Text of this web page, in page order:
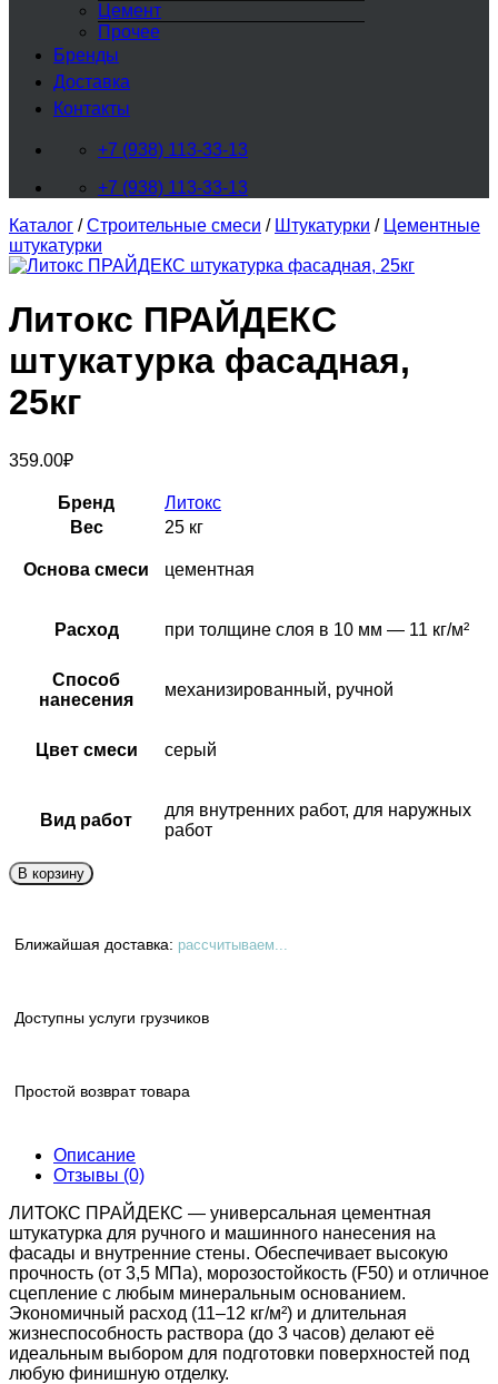
Цемент
Прочее
Бренды
Доставка
Контакты
+7 (938) 113-33-13
+7 (938) 113-33-13
Каталог / Строительные смеси / Штукатурки / Цементные
штукатурки
Литокс ПРАЙДЕКС
штукатурка фасадная,
25кг
359.00₽
Бренд
Литокс
Вес
25 кг
Основа смеси цементная
Расход при толщине слоя в 10 мм — 11 кг/м²
Способ
нанесения
механизированный, ручной
Цвет смеси серый
Вид работ
для внутренних работ, для наружных
работ
В корзину
Ближайшая доставка: рассчитываем...
Доступны услуги грузчиков
Простой возврат товара
Описание
Отзывы (0)
ЛИТОКС ПРАЙДЕКС — универсальная цементная
штукатурка для ручного и машинного нанесения на
фасады и внутренние стены. Обеспечивает высокую
прочность (от 3,5 МПа), морозостойкость (F50) и отличное
сцепление с любым минеральным основанием.
Экономичный расход (11–12 кг/м²) и длительная
жизнеспособность раствора (до 3 часов) делают её
идеальным выбором для подготовки поверхностей под
любую финишную отделку.